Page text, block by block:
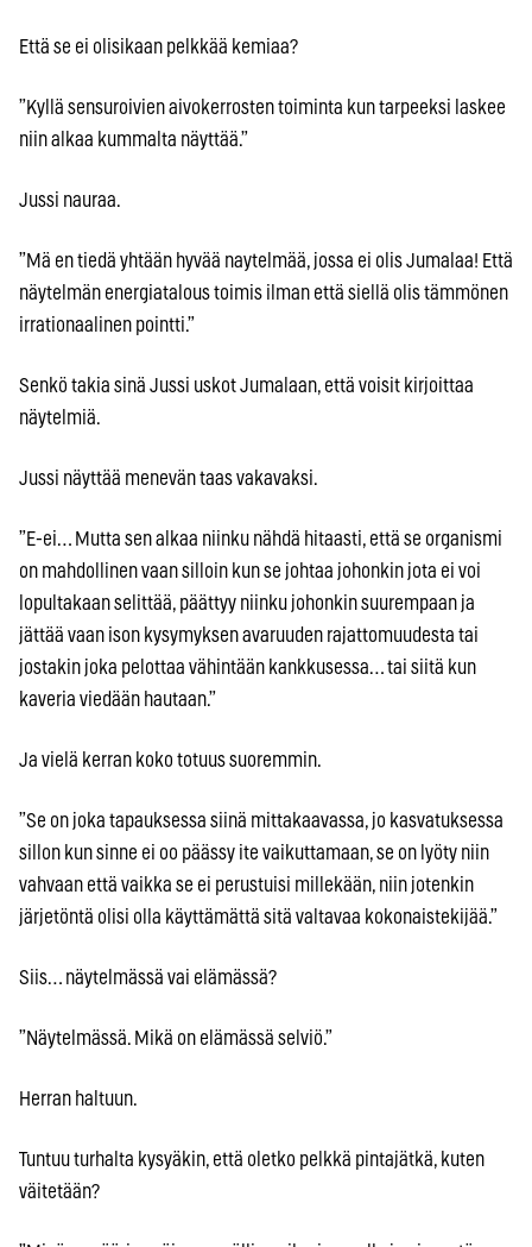
Että se ei olisikaan pelkkää kemiaa?
”Kyllä sensuroivien aivokerrosten toiminta kun tarpeeksi laskee
niin alkaa kummalta näyttää.”
Jussi nauraa.
”Mä en tiedä yhtään hyvää naytelmää, jossa ei olis Jumalaa! Että
näytelmän energiatalous toimis ilman että siellä olis tämmönen
irrationaalinen pointti.”
Senkö takia sinä Jussi uskot Jumalaan, että voisit kirjoittaa
näytelmiä.
Jussi näyttää menevän taas vakavaksi.
”E-ei… Mutta sen alkaa niinku nähdä hitaasti, että se organismi
on mahdollinen vaan silloin kun se johtaa johonkin jota ei voi
lopultakaan selittää, päättyy niinku johonkin suurempaan ja
jättää vaan ison kysymyksen avaruuden rajattomuudesta tai
jostakin joka pelottaa vähintään kankkusessa… tai siitä kun
kaveria viedään hautaan.”
Ja vielä kerran koko totuus suoremmin.
”Se on joka tapauksessa siinä mittakaavassa, jo kasvatuksessa
sillon kun sinne ei oo päässy ite vaikuttamaan, se on lyöty niin
vahvaan että vaikka se ei perustuisi millekään, niin jotenkin
järjetöntä olisi olla käyttämättä sitä valtavaa kokonaistekijää.”
Siis… näytelmässä vai elämässä?
”Näytelmässä. Mikä on elämässä selviö.”
Herran haltuun.
Tuntuu turhalta kysyäkin, että oletko pelkkä pintajätkä, kuten
väitetään?